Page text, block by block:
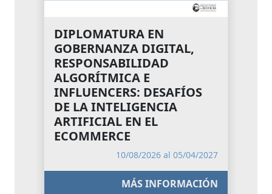
DIPLOMATURA EN
GOBERNANZA DIGITAL,
RESPONSABILIDAD
ALGORÍTMICA E
INFLUENCERS: DESAFÍOS
DE LA INTELIGENCIA
ARTIFICIAL EN EL
ECOMMERCE
10/08/2026 al 05/04/2027
MÁS INFORMACIÓN